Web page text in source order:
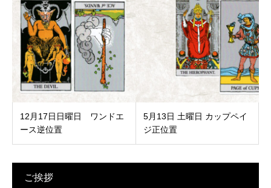
12月17日日曜日 ワンドエ
ース逆位置
5月13日 土曜日 カップペイ
ジ正位置
ご挨拶